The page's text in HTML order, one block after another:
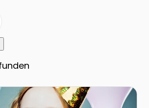
Kindergeburtstag im Cineplexx